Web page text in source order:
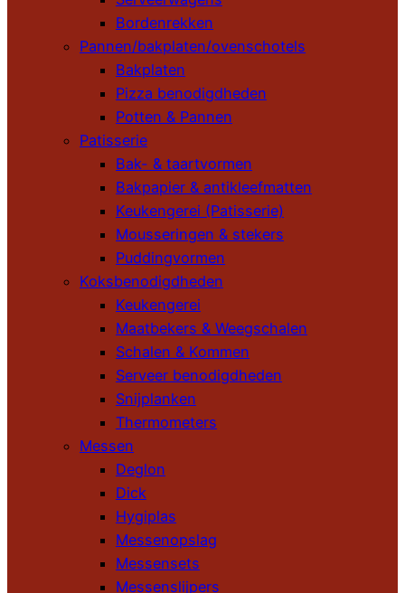
Bordenrekken
Pannen/bakplaten/ovenschotels
Bakplaten
Pizza benodigdheden
Potten & Pannen
Patisserie
Bak- & taartvormen
Bakpapier & antikleefmatten
Keukengerei (Patisserie)
Mousseringen & stekers
Puddingvormen
Koksbenodigdheden
Keukengerei
Maatbekers & Weegschalen
Schalen & Kommen
Serveer benodigdheden
Snijplanken
Thermometers
Messen
Deglon
Dick
Hygiplas
Messenopslag
Messensets
Messenslijpers